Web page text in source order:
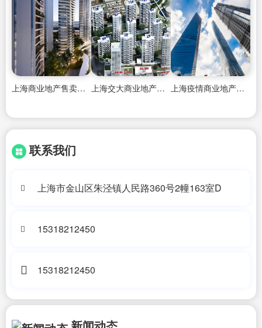
上海商业地产售卖价格查询网 上海交大商业地产总裁 上海疫情商业地产房租减免吗最新
联系我们
上海市金山区朱泾镇人民路360号2幢163室D
15318212450
15318212450